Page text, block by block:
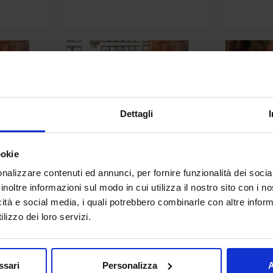
Dettagli
contenuti ed annunci, per fornire funzionalità dei
informazioni sul modo in cui utilizza il nostro sito con i
e social media, i quali potrebbero combinarle con altre
dei loro servizi.
Personalizza
macedonia.jpg